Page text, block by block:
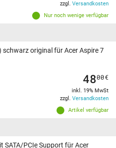
Nur noch wenige verfügbar
zzgl. Versandkosten
schwarz original für Acer Aspire 7
Artikel verfügbar
4800€
inkl. 19% MwSt
zzgl. Versandkosten
SATA/PCIe Support für Acer